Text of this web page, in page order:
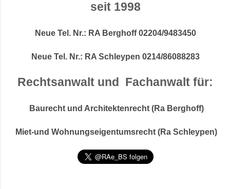
seit 1998
Neue Tel. Nr.: RA Berghoff 02204/9483450
Neue Tel. Nr.: RA Schleypen 0214/86088283
Rechtsanwalt und Fachanwalt für:
Baurecht und Architektenrecht (Ra Berghoff)
Miet-und Wohnungseigentumsrecht (Ra Schleypen)